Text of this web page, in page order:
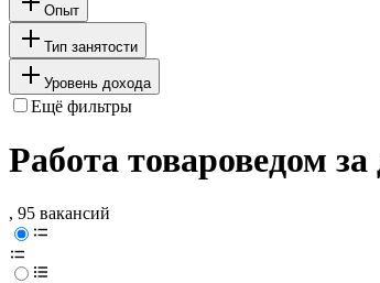
Опыт
Тип занятости
Уровень дохода
Ещё фильтры
Работа товароведом
, 95 вакансий